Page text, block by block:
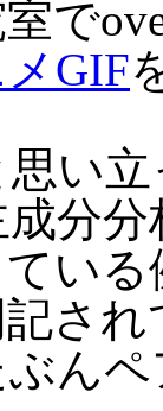
で
メGIF
思い
成分
い
さ
ん